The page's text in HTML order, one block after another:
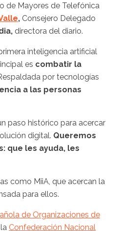
de Mayores de Telefónica
, Consejero Delegado
directora del diario.
primera inteligencia artificial
es combatir la
por tecnologías
a las personas
paso histórico para acercar
digital. Queremos
que les ayuda, les
como MiiA, que acercan la
para ellos.
de Organizaciones de
Confederación Nacional